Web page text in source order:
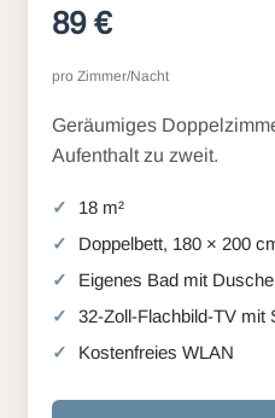
89 €
pro Zimmer/Nacht
Geräumiges
Aufenthalt zu zweit.
18 m²
Doppelbett, 180 × 200
Eigenes Bad mit
32-Zoll-Flachbild-TV mit
Kostenfreies WLAN